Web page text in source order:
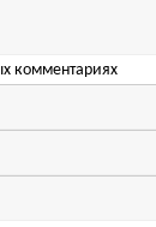
комментариях